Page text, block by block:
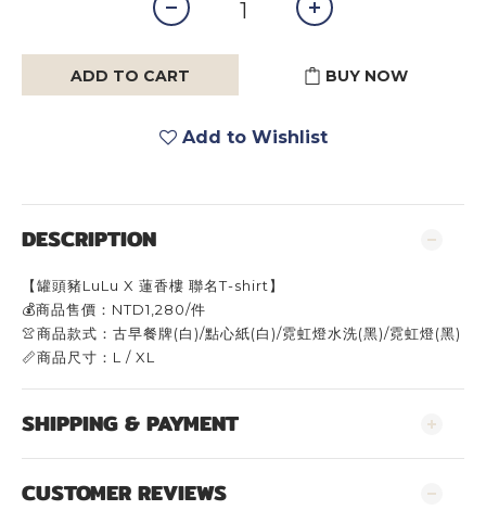
ADD TO CART BUY NOW
Add to Wishlist
DESCRIPTION
【罐頭豬LuLu X 蓮香樓 聯名T-shirt】​
💰商品售價：NTD1,280/件
👚商品款式：古早餐牌(白)/點心紙(白)/霓虹燈水洗(黑)/霓虹燈(黑)
📏商品尺寸：L / XL​
SHIPPING & PAYMENT
CUSTOMER REVIEWS